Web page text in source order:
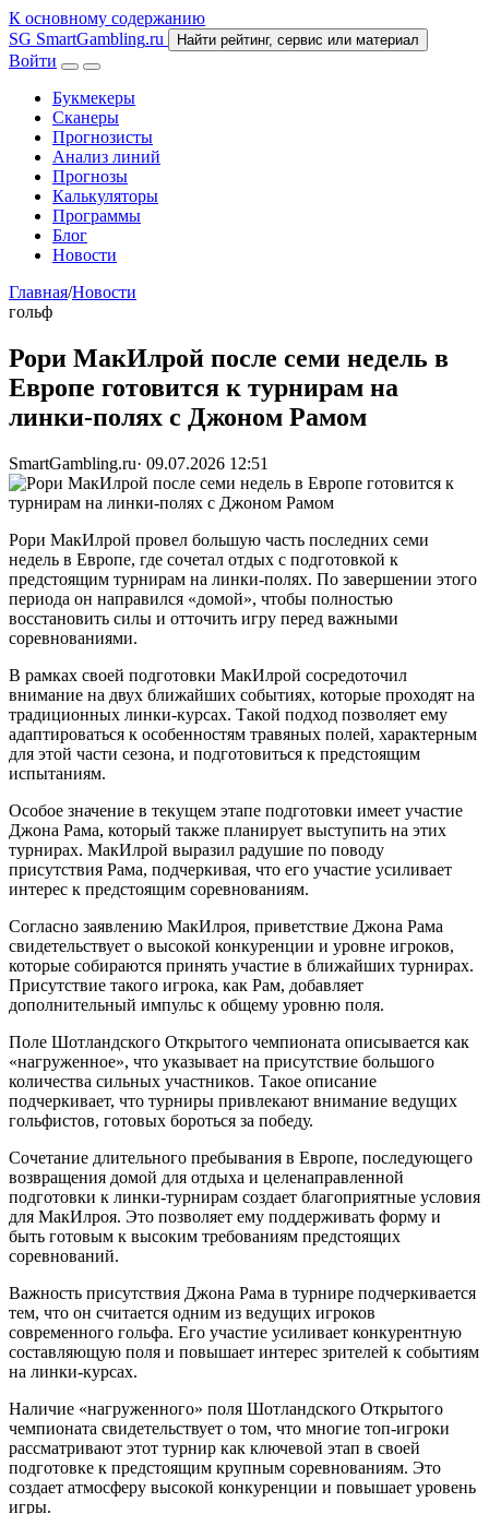
К основному содержанию
SG SmartGambling.ru Найти рейтинг, сервис или материал
Войти
Букмекеры
Сканеры
Прогнозисты
Анализ линий
Прогнозы
Калькуляторы
Программы
Блог
Новости
Главная/Новости
гольф
Рори МакИлрой после семи недель в
Европе готовится к турнирам на
линки-полях с Джоном Рамом
SmartGambling.ru· 09.07.2026 12:51
Рори МакИлрой провел большую часть последних семи
недель в Европе, где сочетал отдых с подготовкой к
предстоящим турнирам на линки-полях. По завершении этого
периода он направился «домой», чтобы полностью
восстановить силы и отточить игру перед важными
соревнованиями.
В рамках своей подготовки МакИлрой сосредоточил
внимание на двух ближайших событиях, которые проходят на
традиционных линки-курсах. Такой подход позволяет ему
адаптироваться к особенностям травяных полей, характерным
для этой части сезона, и подготовиться к предстоящим
испытаниям.
Особое значение в текущем этапе подготовки имеет участие
Джона Рама, который также планирует выступить на этих
турнирах. МакИлрой выразил радушие по поводу
присутствия Рама, подчеркивая, что его участие усиливает
интерес к предстоящим соревнованиям.
Согласно заявлению МакИлроя, приветствие Джона Рама
свидетельствует о высокой конкуренции и уровне игроков,
которые собираются принять участие в ближайших турнирах.
Присутствие такого игрока, как Рам, добавляет
дополнительный импульс к общему уровню поля.
Поле Шотландского Открытого чемпионата описывается как
«нагруженное», что указывает на присутствие большого
количества сильных участников. Такое описание
подчеркивает, что турниры привлекают внимание ведущих
гольфистов, готовых бороться за победу.
Сочетание длительного пребывания в Европе, последующего
возвращения домой для отдыха и целенаправленной
подготовки к линки-турнирам создает благоприятные условия
для МакИлроя. Это позволяет ему поддерживать форму и
быть готовым к высоким требованиям предстоящих
соревнований.
Важность присутствия Джона Рама в турнире подчеркивается
тем, что он считается одним из ведущих игроков
современного гольфа. Его участие усиливает конкурентную
составляющую поля и повышает интерес зрителей к событиям
на линки-курсах.
Наличие «нагруженного» поля Шотландского Открытого
чемпионата свидетельствует о том, что многие топ-игроки
рассматривают этот турнир как ключевой этап в своей
подготовке к предстоящим крупным соревнованиям. Это
создает атмосферу высокой конкуренции и повышает уровень
игры.